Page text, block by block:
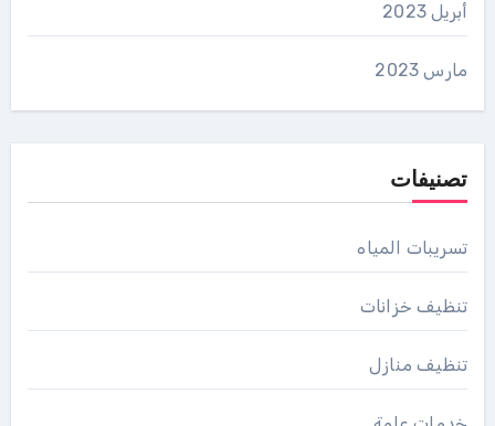
أبريل 2023
مارس 2023
تصنيفات
تسريبات المياه
تنظيف خزانات
تنظيف منازل